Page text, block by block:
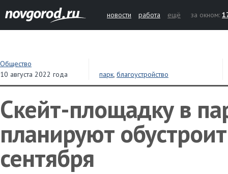
новости работа ещё за окном:
Общество
10 августа 2022 года
парк, благоустройство
Скейт-площадку в
планируют
сентября